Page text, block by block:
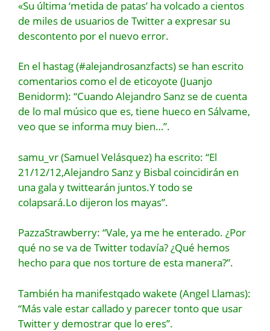
«Su última ‘metida de patas’ ha volcado a cientos
de miles de usuarios de Twitter a expresar su
descontento por el nuevo error.
En el hastag (#alejandrosanzfacts) se han escrito
comentarios como el de eticoyote (Juanjo
Benidorm): “Cuando Alejandro Sanz se de cuenta
de lo mal músico que es, tiene hueco en Sálvame,
veo que se informa muy bien…”.
samu_vr (Samuel Velásquez) ha escrito: “El
21/12/12,Alejandro Sanz y Bisbal coincidirán en
una gala y twittearán juntos.Y todo se
colapsará.Lo dijeron los mayas”.
PazzaStrawberry: “Vale, ya me he enterado. ¿Por
qué no se va de Twitter todavía? ¿Qué hemos
hecho para que nos torture de esta manera?”.
También ha manifestqado wakete (Angel Llamas):
“Más vale estar callado y parecer tonto que usar
Twitter y demostrar que lo eres”.